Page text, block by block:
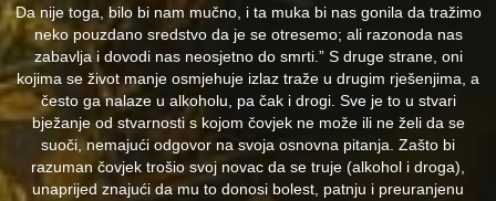
Da nije toga, bilo bi nam mučno, i ta muka bi nas gonila da tražimo
neko pouzdano sredstvo da je se otresemo; ali razonoda nas
zabavlja i dovodi nas neosjetno do smrti.” S druge strane, oni
kojima se život manje osmjehuje izlaz traže u drugim rješenjima, a
često ga nalaze u alkoholu, pa čak i drogi. Sve je to u stvari
bježanje od stvarnosti s kojom čovjek ne može ili ne želi da se
suoči, nemajući odgovor na svoja osnovna pitanja. Zašto bi
razuman čovjek trošio svoj novac da se truje (alkohol i droga),
unaprijed znajući da mu to donosi bolest, patnju i preuranjenu